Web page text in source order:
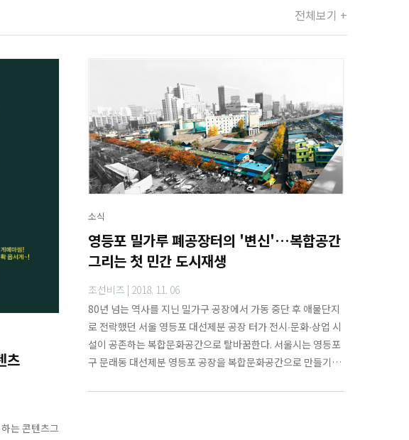
전체보기 +
츠
는 콘텐츠그
소식
영등포 밀가루 폐공장터의 '변신'…복합공간
그리는 첫 민간 도시재생
조선비즈 | 2018. 11. 06
80년 넘는 역사를 지닌 밀가구 공장에서 가동 중단 후 애물단지
로 전락했던 서울 영등포 대선제분 공장 터가 전시∙문화∙상업 시
설이 공존하는 복합문화공간으로 탈바꿈한다. 서울시는 영등포
구 문래동 대선제분 영등포 공장을 복합문화공간으로 만들기 위